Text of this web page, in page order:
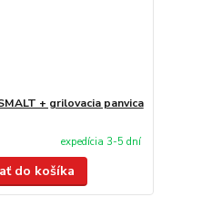
+ grilovacia panvica
expedícia 3-5 dní
do košíka